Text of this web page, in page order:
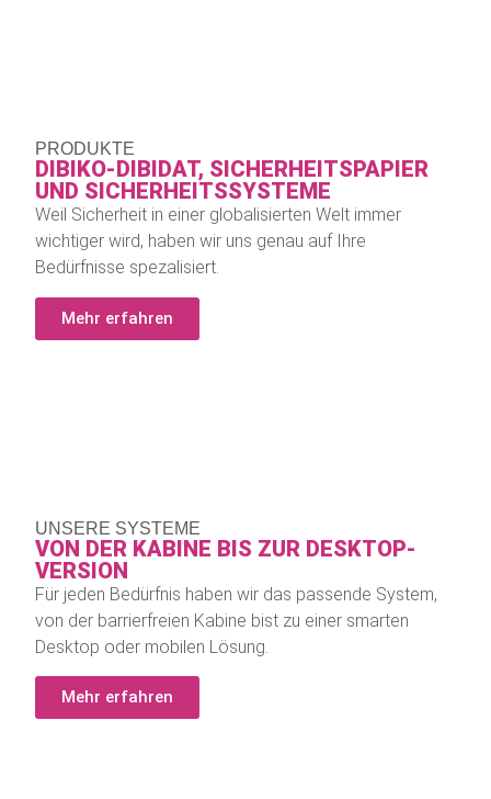
PRODUKTE
DIBIKO-DIBIDAT, SICHERHEITS­PAPIER
UND SICHERHEITS­SYSTEME
Weil Sicherheit in einer globalisierten Welt immer
wichtiger wird, haben wir uns genau auf Ihre
Bedürfnisse spezalisiert.
Mehr erfahren
UNSERE SYSTEME
VON DER KABINE BIS ZUR DESKTOP-
VERSION
Für jeden Bedürfnis haben wir das passende System,
von der barrierfreien Kabine bist zu einer smarten
Desktop oder mobilen Lösung.
Mehr erfahren